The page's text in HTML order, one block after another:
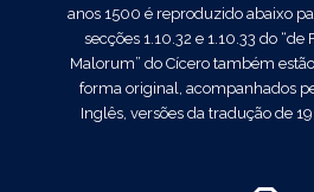
anos 1500 é reproduzido abaixo
secções 1.10.32 e 1.10.33 do
Malorum” do Cícero também
forma original, acompanhados
Inglês, versões da tradução de